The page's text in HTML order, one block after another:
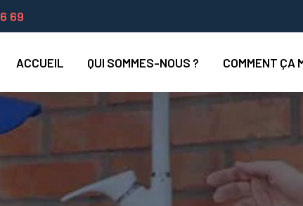
69
ACCUEIL QUI SOMMES-NOUS ? COMMENT ÇA